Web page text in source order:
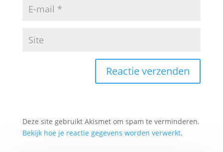
Deze site gebruikt Akismet om spam te verminderen.
Bekijk hoe je reactie gegevens worden verwerkt.